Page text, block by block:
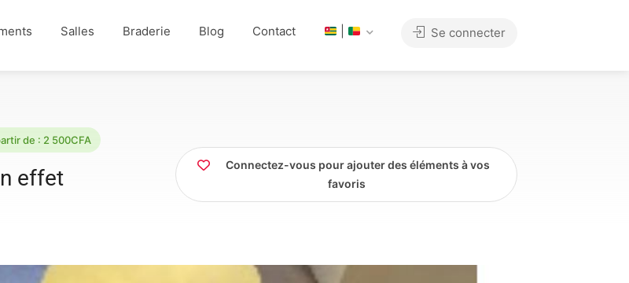
Salles Braderie Blog Contact Se connecter
de : 2 500CFA
effet
Connectez-vous pour ajouter des éléments à vos
favoris